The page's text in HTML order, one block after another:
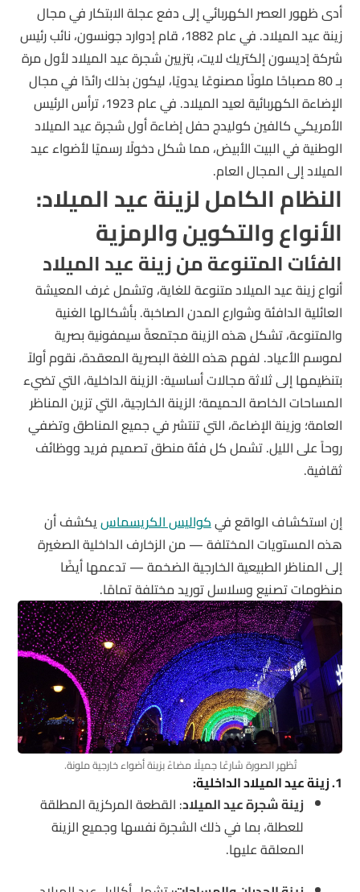
أدى ظهور العصر الكهربائي إلى دفع عجلة الابتكار في مجال
زينة عيد الميلاد. في عام 1882، قام إدوارد جونسون، نائب رئيس
شركة إديسون إلكتريك لايت، بتزيين شجرة عيد الميلاد لأول مرة
بـ 80 مصباحًا ملونًا مصنوعًا يدويًا، ليكون بذلك رائدًا في مجال
الإضاءة الكهربائية لعيد الميلاد. في عام 1923، ترأس الرئيس
الأمريكي كالفين كوليدج حفل إضاءة أول شجرة عيد الميلاد
الوطنية في البيت الأبيض، مما شكل دخولًا رسميًا لأضواء عيد
الميلاد إلى المجال العام.
النظام الكامل لزينة عيد الميلاد:
الأنواع والتكوين والرمزية
الفئات المتنوعة من زينة عيد الميلاد
أنواع زينة عيد الميلاد متنوعة للغاية، وتشمل غرف المعيشة
العائلية الدافئة وشوارع المدن الصاخبة. بأشكالها الغنية
والمتنوعة، تشكل هذه الزينة مجتمعةً سيمفونية بصرية
لموسم الأعياد. لفهم هذه اللغة البصرية المعقدة، نقوم أولاً
بتنظيمها إلى ثلاثة مجالات أساسية: الزينة الداخلية، التي تضيء
المساحات الخاصة الحميمة؛ الزينة الخارجية، التي تزين المناظر
العامة؛ وزينة الإضاءة، التي تنتشر في جميع المناطق وتضفي
روحاً على الليل. تشمل كل فئة منطق تصميم فريد ووظائف
ثقافية.
إن استكشاف الواقع فيكواليس الكريسماسيكشف أن
هذه المستويات المختلفة — من الزخارف الداخلية الصغيرة
إلى المناظر الطبيعية الخارجية الضخمة — تدعمها أيضًا
منظومات تصنيع وسلاسل توريد مختلفة تمامًا.
تُظهر الصورة شارعًا جميلًا مضاءً بزينة أضواء خارجية ملونة.
1. زينة عيد الميلاد الداخلية:
زينة شجرة عيد الميلاد: القطعة المركزية المطلقة
للعطلة، بما في ذلك الشجرة نفسها وجميع الزينة
المعلقة عليها.